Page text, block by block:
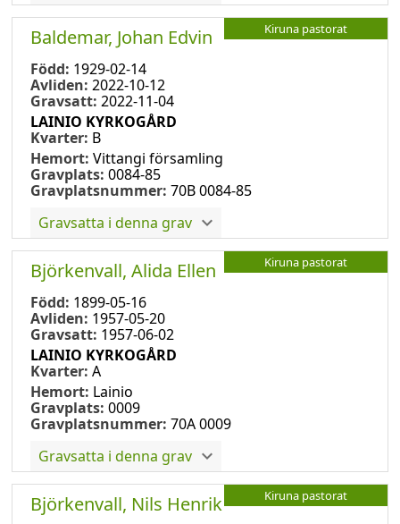
Kiruna pastorat
Baldemar, Johan Edvin
Född: 1929-02-14
Avliden: 2022-10-12
Gravsatt: 2022-11-04
LAINIO KYRKOGÅRD
Kvarter: B
Hemort: Vittangi församling
Gravplats: 0084-85
Gravplatsnummer: 70B 0084-85
Gravsatta i denna grav
Kiruna pastorat
Björkenvall, Alida Ellen
Född: 1899-05-16
Avliden: 1957-05-20
Gravsatt: 1957-06-02
LAINIO KYRKOGÅRD
Kvarter: A
Hemort: Lainio
Gravplats: 0009
Gravplatsnummer: 70A 0009
Gravsatta i denna grav
Kiruna pastorat
Björkenvall, Nils Henrik